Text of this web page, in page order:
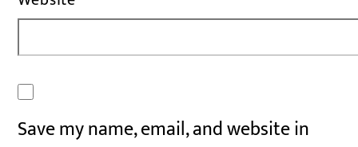
Save my name, email, and website in